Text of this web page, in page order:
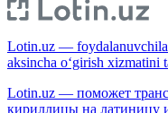
Lotin.uz —
aksincha o‘girish xizmatini
Lotin.uz — поможет
кириллицы на латиницу